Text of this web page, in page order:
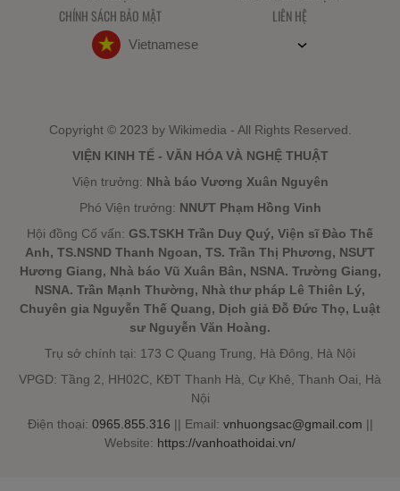
CHÍNH SÁCH BẢO MẬT
LIÊN HỆ
Vietnamese
Copyright © 2023 by Wikimedia - All Rights Reserved.
VIỆN KINH TẾ - VĂN HÓA VÀ NGHỆ THUẬT
Viện trưởng: Nhà báo Vương Xuân Nguyên
Phó Viện trưởng: NNƯT Phạm Hồng Vinh
Hội đồng Cố vấn: GS.TSKH Trần Duy Quý, Viện sĩ Đào Thế
Anh, TS.NSND Thanh Ngoan, TS. Trần Thị Phương, NSƯT
Hương Giang, Nhà báo Vũ Xuân Bân, NSNA. Trường Giang,
NSNA. Trần Mạnh Thường, Nhà thư pháp Lê Thiên Lý,
Chuyên gia Nguyễn Thế Quang, Dịch giả Đỗ Đức Thọ, Luật
sư Nguyễn Văn Hoàng.
Trụ sở chính tại: 173 C Quang Trung, Hà Đông, Hà Nội
VPGD: Tầng 2, HH02C, KĐT Thanh Hà, Cự Khê, Thanh Oai, Hà
Nội
Điện thoại: 0965.855.316 || Email: vnhuongsac@gmail.com ||
Website: https://vanhoathoidai.vn/